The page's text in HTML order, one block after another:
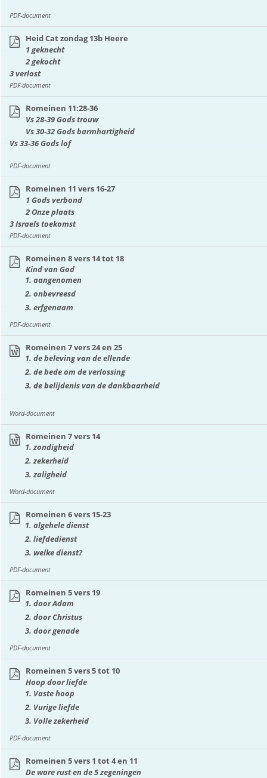
PDF-document
Heid Cat zondag 13b Heere
1 geknecht
2 gekocht
3 verlost
PDF-document
Romeinen 11:28-36
Vs 28-39 Gods trouw
Vs 30-32 Gods barmhartigheid
Vs 33-36 Gods lof
PDF-document
Romeinen 11 vers 16-27
1 Gods verbond
2 Onze plaats
3 Israels toekomst
PDF-document
Romeinen 8 vers 14 tot 18
Kind van God
aangenomen
onbevreesd
erfgenaam
PDF-document
Romeinen 7 vers 24 en 25
de beleving van de ellende
de bede om de verlossing
de belijdenis van de dankbaarheid
Word-document
Romeinen 7 vers 14
zondigheid
zekerheid
zaligheid
Word-document
Romeinen 6 vers 15-23
algehele dienst
liefdedienst
welke dienst?
PDF-document
Romeinen 5 vers 19
door Adam
door Christus
door genade
PDF-document
Romeinen 5 vers 5 tot 10
Hoop door liefde
Vaste hoop
Vurige liefde
Volle zekerheid
PDF-document
Romeinen 5 vers 1 tot 4 en 11
De ware rust en de 5 zegeningen